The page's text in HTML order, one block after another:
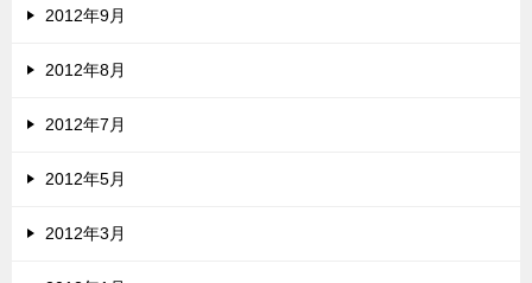
2012年9月
2012年8月
2012年7月
2012年5月
2012年3月